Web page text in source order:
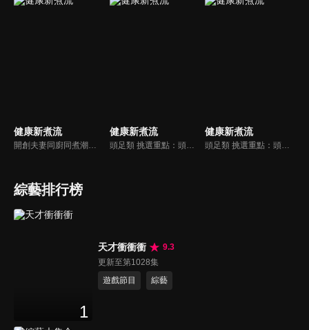
健康新煮流
開創夫妻同廚同煮潮流的KC夫婦，繼《健康醫食代》後，走出攝影棚，帶大家全台走透透，發掘上帝賞賜的美味食材，內容融合新加坡南洋風和客家純樸味，加上台灣獨特的閩南風情，互相激盪交織出的火花，打造出獨一無二的美食節目。
健康新煮流
頭足類 挑選重點：頭足類利用清洗時去除內臟可以降低膽固醇的攝取。挑選雙眼清澈明亮，眼球稍微凸出，肉質結實有彈性為佳。身體具透明感，觸腕或是吸盤一碰到活體就會吸附住便是新鮮的。
健康新煮流
頭足類 挑選重點：頭足類利用清洗時去除內臟可以降低膽固醇的攝取。挑選雙眼清澈明亮，眼球稍微凸出，肉質結實有彈性為佳。身體具透明感，觸腕或是吸盤一碰到活體就會吸附住便是新鮮的。
綜藝排行榜
1
天才衝衝衝
9.3
更新至第1028集
遊戲節目
綜藝